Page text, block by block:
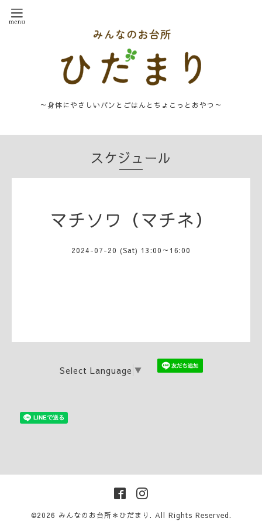
～身体にやさしいパンとごはんとちょこっとおやつ～
スケジュール
マチソワ（マチネ）
2024-07-20 (Sat) 13:00～16:00
Select Language ▼
©2026 みんなのお台所＊ひだまり . All Rights Reserved.